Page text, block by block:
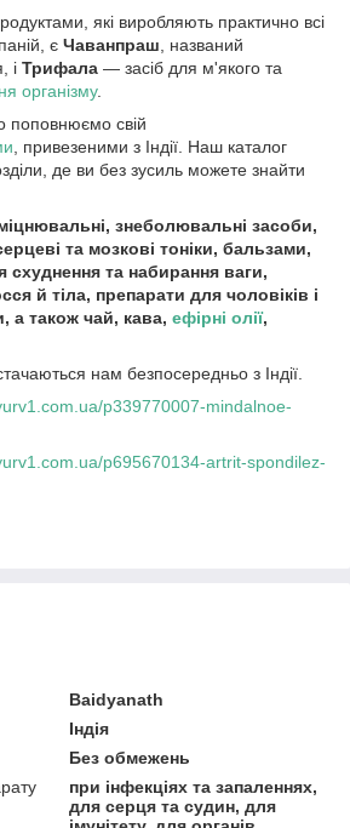
які виробляють практично всі
є Чаванпраш , названий
і Трифала — засіб для м'якого та
організму.
поповнюємо свій
, привезеними з Індії. Наш каталог
де ви без зусиль можете знайти
знеболювальні засоби,
та мозкові тоніки, бальзами,
схуднення та набирання ваги,
й тіла, препарати для чоловіків і
а також чай, кава, ефірні олії,
нам безпосередньо з Індії.
p339770007-mindalnoe-
p695670134-artrit-spondilez-
Baidyanath
Індія
Без обмежень
при інфекціях та запаленнях,
для серця та судин, для